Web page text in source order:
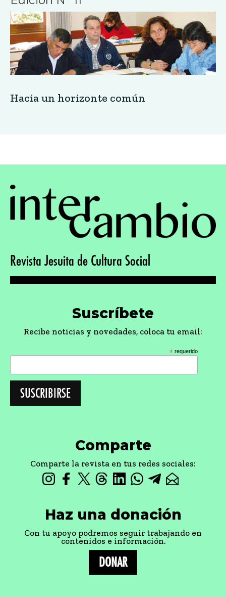
Hacia un horizonte común
Revista Jesuita de Cultura Social
Suscríbete
Recibe noticias y novedades, coloca tu email:
* requerido
Comparte
Comparte la revista en tus redes sociales:
Haz una donación
Con tu apoyo podremos seguir trabajando en
contenidos e información.
DONAR